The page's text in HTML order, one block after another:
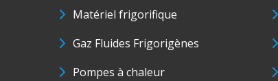
Matériel frigorifique
Gaz Fluides Frigorigènes
Pompes à chaleur